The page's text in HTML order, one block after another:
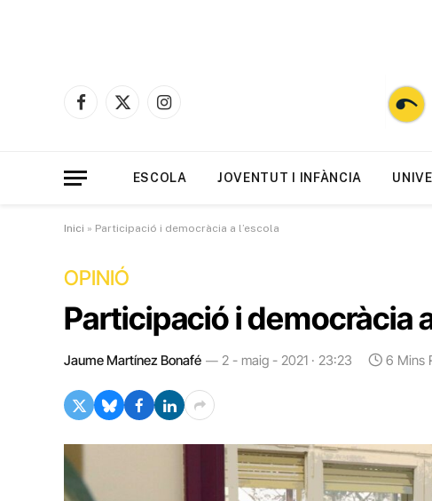
Facebook
X
Instagram
ESCOLA JOVENTUT I INFÀNCIA
Inici » Participació i democràcia a l’escola
OPINIÓ
Participació i democràcia
Jaume Martínez Bonafé 2 - maig - 2021 · 23:23 6 Mins